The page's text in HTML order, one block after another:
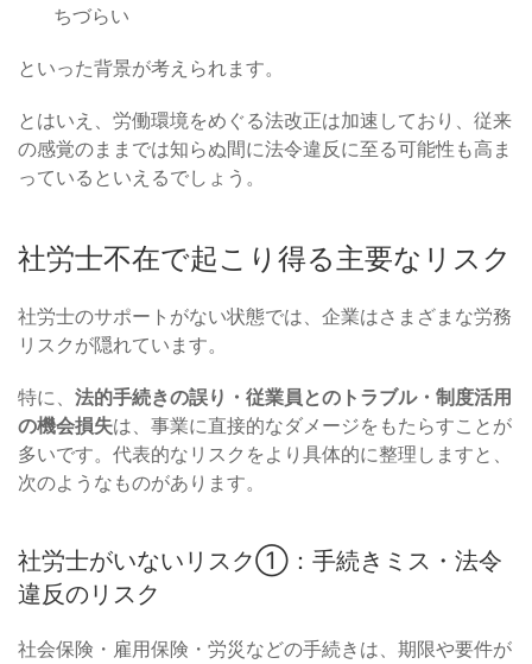
ちづらい
といった背景が考えられます。
とはいえ、労働環境をめぐる法改正は加速しており、従来
の感覚のままでは知らぬ間に法令違反に至る可能性も高ま
っているといえるでしょう。
社労士不在で起こり得る主要なリスク
社労士のサポートがない状態では、企業はさまざまな労務
リスクが隠れています。
特に、 法的手続きの誤り・従業員とのトラブル・制度活用
の機会損失は、事業に直接的なダメージをもたらすことが
多いです。代表的なリスクをより具体的に整理しますと、
次のようなものがあります。
社労士がいないリスク①：手続きミス・法令
違反のリスク
社会保険・雇用保険・労災などの手続きは、期限や要件が